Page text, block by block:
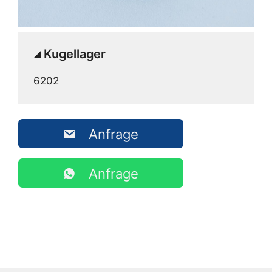
Kugellager
6202
Anfrage
Anfrage